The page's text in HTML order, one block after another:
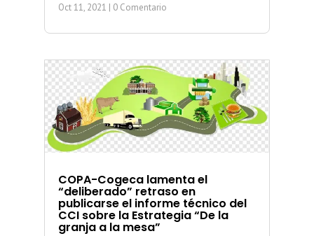
Oct 11, 2021 | 0 Comentario
COPA-Cogeca lamenta el
“deliberado” retraso en
publicarse el informe técnico del
CCI sobre la Estrategia “De la
granja a la mesa”